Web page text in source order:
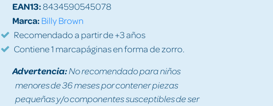
EAN13:8434590545078
Marca: Billy Brown
Recomendado a partir de +3 años
Contiene 1 marcapáginas en forma de zorro.
Advertencia:No recomendado para niños
menores de 36 meses por contener piezas
pequeñas y/o componentes susceptibles de ser